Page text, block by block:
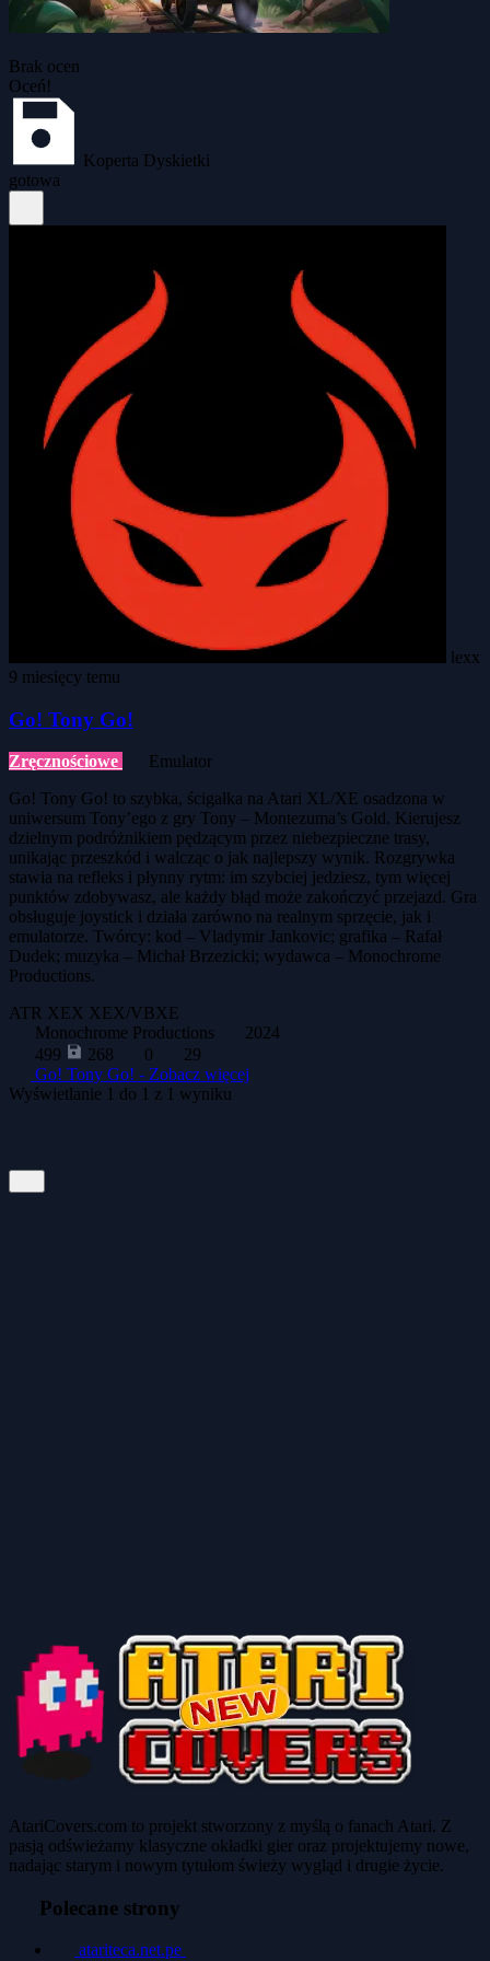
Brak ocen
Oceń!
Koperta Dyskietki
gotowa
lexx
9 miesięcy temu
Go! Tony Go!
Zręcznościowe
Emulator
Go! Tony Go! to szybka, ścigałka na Atari XL/XE osadzona w
uniwersum Tony’ego z gry Tony – Montezuma’s Gold. Kierujesz
dzielnym podróżnikiem pędzącym przez niebezpieczne trasy,
unikając przeszkód i walcząc o jak najlepszy wynik. Rozgrywka
stawia na refleks i płynny rytm: im szybciej jedziesz, tym więcej
punktów zdobywasz, ale każdy błąd może zakończyć przejazd. Gra
obsługuje joystick i działa zarówno na realnym sprzęcie, jak i
emulatorze. Twórcy: kod – Vladymir Jankovic; grafika – Rafał
Dudek; muzyka – Michał Brzezicki; wydawca – Monochrome
Productions.
ATR XEX XEX/VBXE
Monochrome Productions
2024
499
268 0
29
Go! Tony Go! - Zobacz więcej
Wyświetlanie 1 do 1 z 1 wyniku
AtariCovers.com to projekt stworzony z myślą o fanach Atari. Z
pasją odświeżamy klasyczne okładki gier oraz projektujemy nowe,
nadając starym i nowym tytułom świeży wygląd i drugie życie.
Polecane strony
atariteca.net.pe